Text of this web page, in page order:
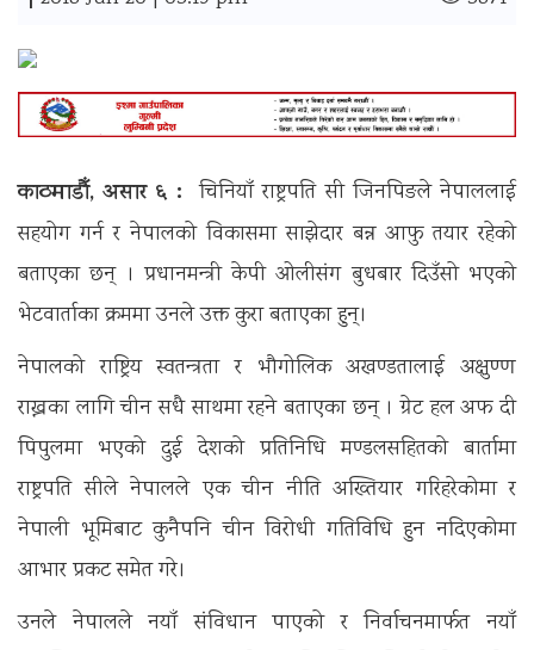
काठमाडौँ, असार ६ : चिनियाँ राष्ट्रपति सी जिनपिङले नेपाललाई
सहयोग गर्न र नेपालको विकासमा साझेदार बन्न आफु तयार रहेको
बताएका छन् । प्रधानमन्त्री केपी ओलीसंग बुधबार दिउँसो भएको
भेटवार्ताका क्रममा उनले उक्त कुरा बताएका हुन्।
नेपालको राष्ट्रिय स्वतन्त्रता र भौगोलिक अखण्डतालाई अक्षुण्ण
राख्नका लागि चीन सधै साथमा रहने बताएका छन् । ग्रेट हल अफ दी
पिपुलमा भएको दुई देशको प्रतिनिधि मण्डलसहितको बार्तामा
राष्ट्रपति सीले नेपालले एक चीन नीति अख्तियार गरिहरेकोमा र
नेपाली भूमिबाट कुनैपनि चीन विरोधी गतिविधि हुन नदिएकोमा
आभार प्रकट समेत गरे।
उनले नेपालले नयाँ संविधान पाएको र निर्वाचनमार्फत नयाँ